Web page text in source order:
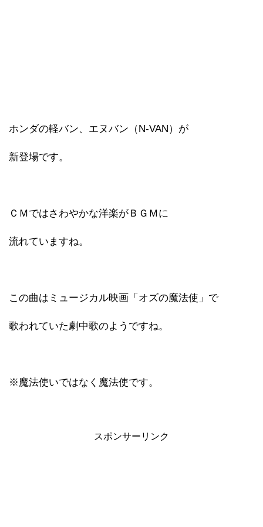
ホンダの軽バン、エヌバン（N-VAN）が
新登場です。
ＣＭではさわやかな洋楽がＢＧＭに
流れていますね。
この曲はミュージカル映画「オズの魔法使」で
歌われていた劇中歌のようですね。
※魔法使いではなく魔法使です。
スポンサーリンク